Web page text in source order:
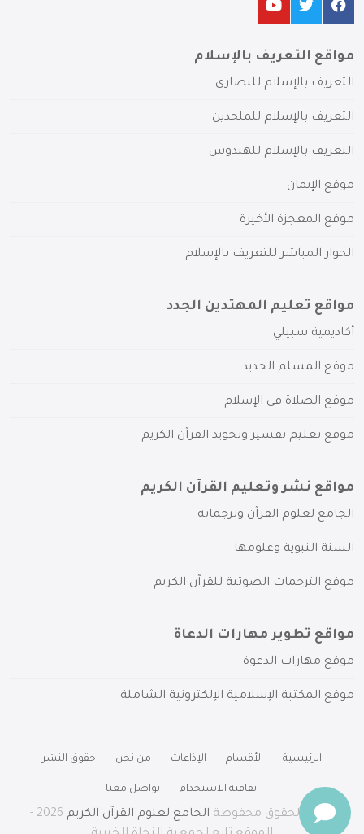
مواقع التعريف بالإسلام
التعريف بالإسلام للنصارى
التعريف بالإسلام للملحدين
التعريف بالإسلام للهندوس
موقع الإيمان
موقع المعجزة الأخيرة
الحوار المباشر للتعريف بالإسلام
مواقع تعليم المهتدين الجدد
أكاديمية سبيلي
موقع المسلم الجديد
موقع الصلاة في الإسلام
موقع تعليم تفسير وتجويد القرآن الكريم
مواقع نشر وتعليم القرآن الكريم
الجامع لعلوم القرآن وترجماته
السنة النبوية وعلومها
موقع الترجمات الصوتية للقرآن الكريم
مواقع تطوير مهارات الدعاة
موقع مهارات الدعوة
موقع المكتبة الإسلامية الإلكترونية الشاملة
الرئيسية الأقسام الإذاعات من نحن حقوق النشر
اتفاقية الاستخدام تواصل معنا
جميع الحقوق محفوظة الجامع لعلوم القرآن الكريم
2026 -